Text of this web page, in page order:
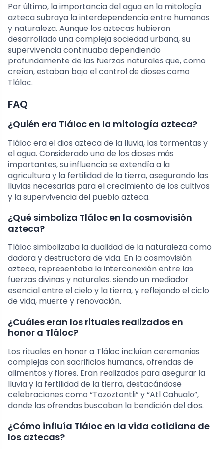
Por último, la importancia del agua en la mitología
azteca subraya la interdependencia entre humanos
y naturaleza. Aunque los aztecas hubieran
desarrollado una compleja sociedad urbana, su
supervivencia continuaba dependiendo
profundamente de las fuerzas naturales que, como
creían, estaban bajo el control de dioses como
Tláloc.
FAQ
¿Quién era Tláloc en la mitología azteca?
Tláloc era el dios azteca de la lluvia, las tormentas y
el agua. Considerado uno de los dioses más
importantes, su influencia se extendía a la
agricultura y la fertilidad de la tierra, asegurando las
lluvias necesarias para el crecimiento de los cultivos
y la supervivencia del pueblo azteca.
¿Qué simboliza Tláloc en la cosmovisión
azteca?
Tláloc simbolizaba la dualidad de la naturaleza como
dadora y destructora de vida. En la cosmovisión
azteca, representaba la interconexión entre las
fuerzas divinas y naturales, siendo un mediador
esencial entre el cielo y la tierra, y reflejando el ciclo
de vida, muerte y renovación.
¿Cuáles eran los rituales realizados en
honor a Tláloc?
Los rituales en honor a Tláloc incluían ceremonias
complejas con sacrificios humanos, ofrendas de
alimentos y flores. Eran realizados para asegurar la
lluvia y la fertilidad de la tierra, destacándose
celebraciones como “Tozoztontli” y “Atl Cahualo”,
donde las ofrendas buscaban la bendición del dios.
¿Cómo influía Tláloc en la vida cotidiana de
los aztecas?